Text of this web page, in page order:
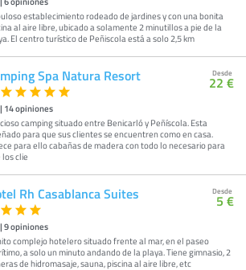
establecimiento rodeado de jardines y con una bonita
al aire libre, ubicado a solamente 2 minutillos a pie de la
El centro turístico de Peñiscola está a solo 2,5 km
Spa Natura Resort
| 14opiniones
camping situado entre Benicarló y Peñíscola. Esta
para que sus clientes se encuentren como en casa.
para ello cabañas de madera con todo lo necesario para
los clie
Desde
22 €
Rh Casablanca Suites
|9opiniones
complejo hotelero situado frente al mar, en el paseo
a solo un minuto andando de la playa. Tiene gimnasio, 2
de hidromasaje, sauna, piscina al aire libre, etc
Desde
5 €